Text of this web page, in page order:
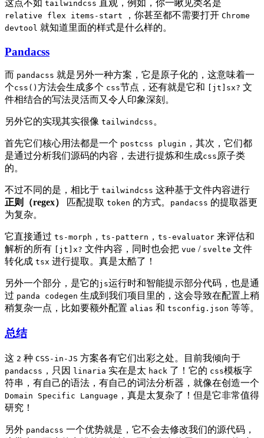
这点不如 tailwindcss 直观，例如，你一瞅见类名是
relative flex items-start ，你甚至都不需要打开 Chrome
devtool 就知道里面的样式是什么样的。
Pandacss
而 pandacss 就是另外一种方案，它是原子化的，这意味着一
个css() 方法会生成多个 css节点，还有就是它和 [jt]sx? 文
件相结合的写法灵活而又令人印象深刻。
另外它的实现其实很像 tailwindcss 。
首先它们核心用法都是一个 postcss plugin ，其次，它们都
是通过分析我们源码的内容，去进行提炼和生成css 原子类
的。
不过不同的是，相比于 tailwindcss 这种基于文件内容进行
正则（regex）
匹配提取 token 的方式。 pandacss 的提取器更
为复杂。
它直接通过 ts-morph ， ts-pattern ， ts-evaluator 来评估和
解析的所有
[jt]x? 文件内容，同时也会把 vue / svelte 文件
转化成 tsx 进行提取。真是太酷了！
另外一个部分，是它的js运行时和智能提示部分代码，也是通
过 panda codegen 生成到我们项目里的，这会导致在配置上稍
稍复杂一点，比如要额外配置 alias 和 tsconfig.json 等等。
总结
这 2 种 CSS-in-JS 方案各有它们出彩之处。目前我倾向于
pandacss ，只因 linaria 实在是太 hack 了！它的 css模板字
符串，有自己的语法，有自己的词法分析器，就像在创造一个
Domain Specific Language ，真是太复杂了！但是它非常值得
研究！
另外 pandacss 一个优势就是，它不会去修改我们的源代码，